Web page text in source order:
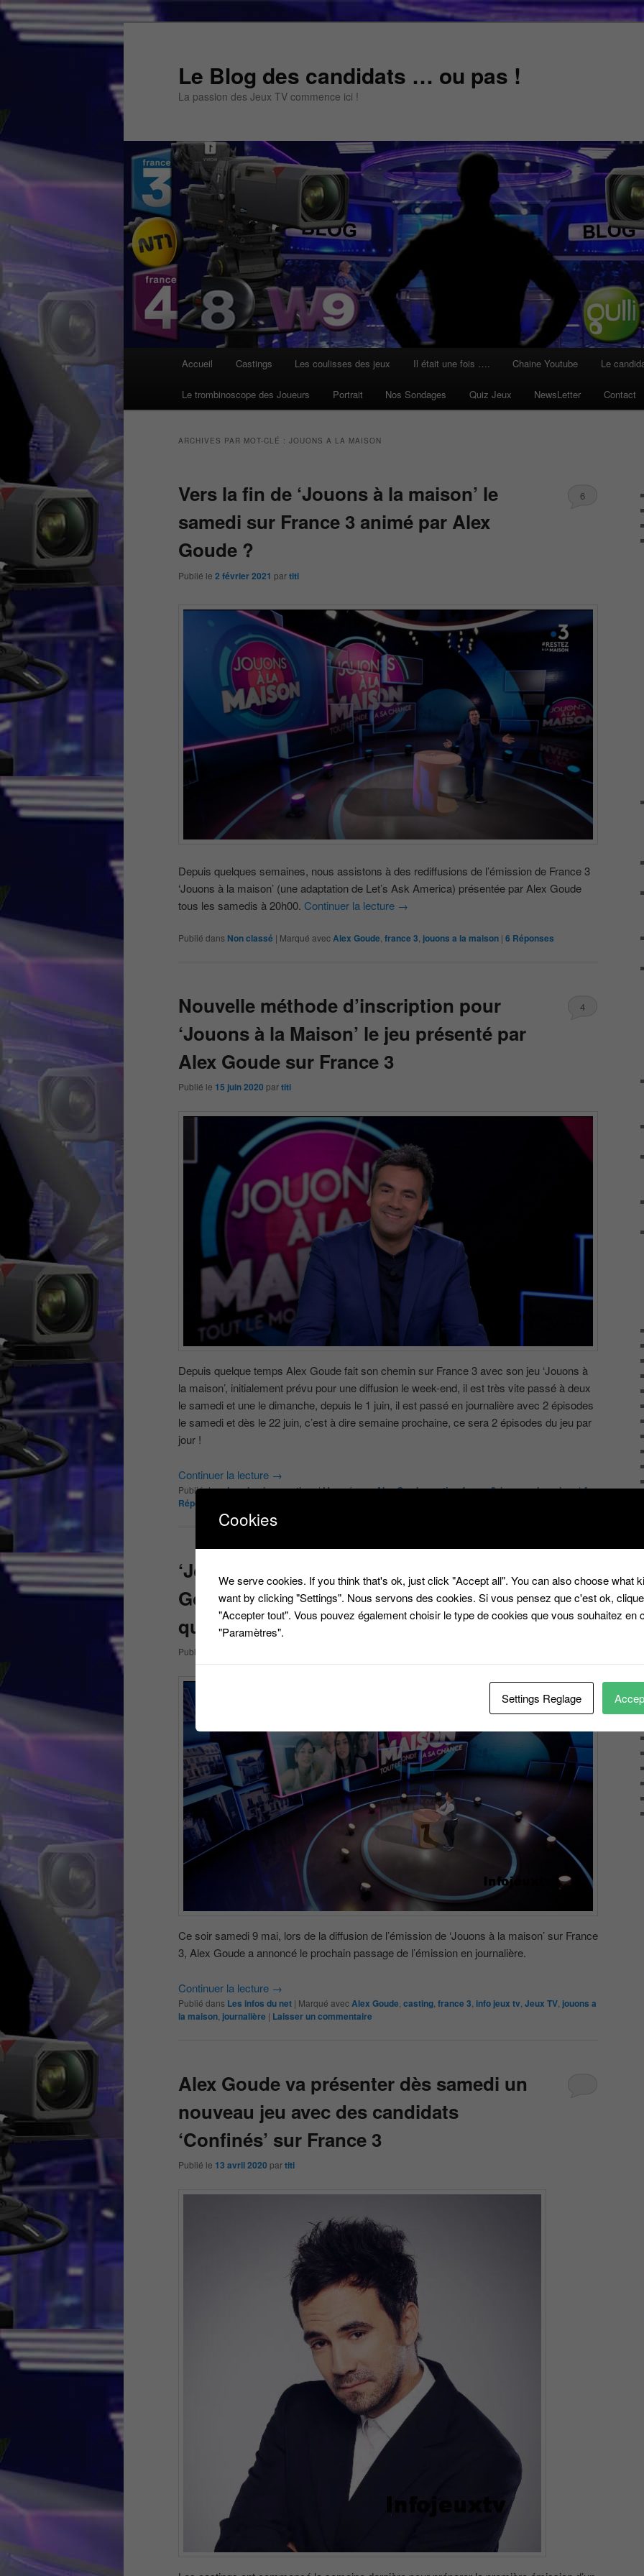
Aller
Aller
Le Blog des candidats … ou pas !
La passion des Jeux TV commence ici !
Accueil Castings Les coulisses des jeux Il était une fois …. Chaine Youtube Le
Le trombinoscope des Joueurs Portrait Nos Sondages Quiz Jeux NewsLetter Contact
ARCHIVES PAR MOT-CLÉ : JOUONS A LA MAISON
Vers la fin de ‘Jouons à la maison’ le
samedi sur France 3 animé par Alex
Goude ?
Publié le 2 février 2021 partiti
6
Depuis quelques semaines, nous assistons à des rediffusions de l’émission de France 3
‘Jouons à la maison’ (une adaptation de Let’s Ask America) présentée par Alex Goude
tous les samedis à 20h00. Continuer la lecture →
Publié dans Non classé | Marqué avecAlex Goude france 3 jouons a la maison | 6 Réponses
Nouvelle méthode d’inscription pour
‘Jouons à la Maison’ le jeu présenté par
Alex Goude sur France 3
Publié le 15 juin 2020 partiti
4
Depuis quelque temps Alex Goude fait son chemin sur France 3 avec son jeu ‘Jouons à
la maison’, initialement prévu pour une diffusion le week-end, il est très vite passé à deux
le samedi et une le dimanche, depuis le 1 juin, il est passé en journalière avec 2 épisodes
le samedi et dès le 22 juin, c’est à dire semaine prochaine, ce sera 2 épisodes du jeu par
jour !
Continuer la lecture →
Publié dansLes derniers castings|Marqué avecAlex Goude,casting,france 3,jouons a la maison|4
Réponses
‘Jouons à la Maison’ présenté par Alex
Goude sur France 3 va passer en
quotidienne !
Publié le
Ce soir samedi 9 mai, lors de la diffusion de l’émission de ‘Jouons à la maison’ sur France
3, Alex Goude a annoncé le prochain passage de l’émission en journalière.
Continuer la lecture →
Publié dans Les infos du net | Marqué avecAlex Goude casting france 3 info jeux tv Jeux TV jouons a
la maison journalière | Laisser un commentaire
Alex Goude va présenter dès samedi un
nouveau jeu avec des candidats
‘Confinés’ sur France 3
Publié le 13 avril 2020 partiti
Cookies
We serve cookies. If you think that's ok, just click "Accept all". You can also choose what
want by clicking "Settings". Nous servons des cookies. Si vous pensez que c'est ok,
"Accepter tout". Vous pouvez également choisir le type de cookies que vous souhaitez en
"Paramètres".
Settings Reglage